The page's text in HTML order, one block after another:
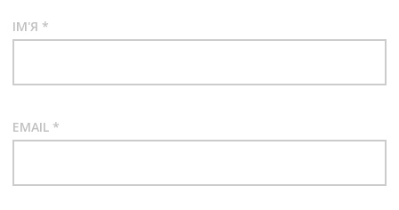
ІМ'Я *
EMAIL *